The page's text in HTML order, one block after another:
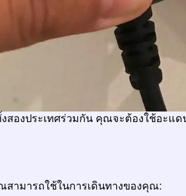
สองประเทศร่วมกัน คุณจะต้องใช้อะแด
สามารถใช้ในการเดินทางของคุณ: